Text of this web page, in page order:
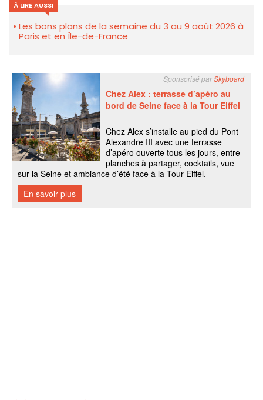
À LIRE AUSSI
Les bons plans de la semaine du 3 au 9 août 2026 à
Paris et en Île-de-France